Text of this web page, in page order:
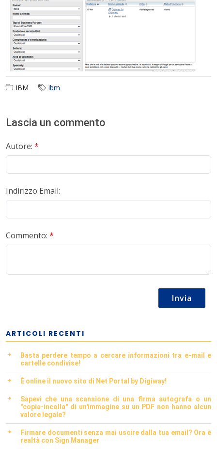
IBM Ibm
Lascia un commento
Autore: *
Indirizzo Email:
Commento: *
Invia
ARTICOLI RECENTI
Basta perdere tempo a cercare informazioni tra e-mail e
cartelle condivise!
È online il nuovo sito di Net Portal by Digiway!
Sapevi che una scansione di una firma autografa o un
"copia-incolla" di un'immagine su un PDF non hanno alcun
valore legale?
Firmare documenti senza mai uscire dalla tua email? Ora è
realtà con Sign Manager